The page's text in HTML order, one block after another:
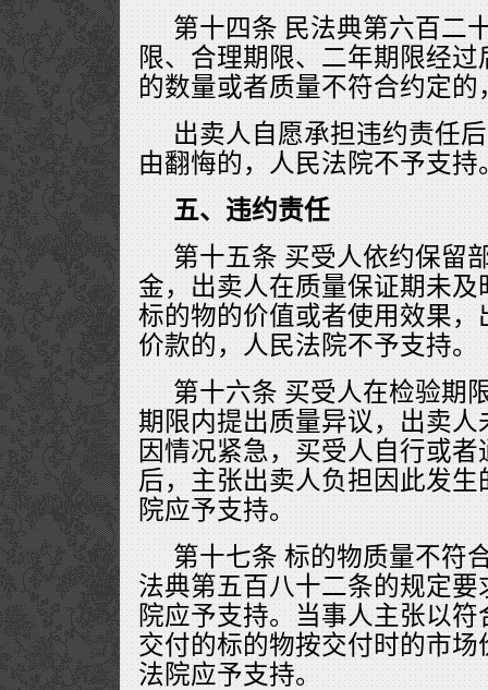
第十四条 民法典第六百二
限、合理期限、二年期限经
的数量或者质量不符合约定
出卖人自愿承担违约责任
由翻悔的，人民法院不予支持
五、违约责任
第十五条 买受人依约保留
金，出卖人在质量保证期未
标的物的价值或者使用效果
价款的，人民法院不予支持。
第十六条 买受人在检验期
期限内提出质量异议，出卖
因情况紧急，买受人自行或
后，主张出卖人负担因此发
院应予支持。
第十七条 标的物质量不符
法典第五百八十二条的规定
院应予支持。当事人主张以
交付的标的物按交付时的市
法院应予支持。